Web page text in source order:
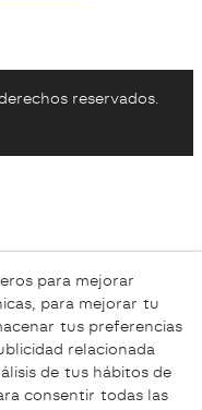
reservados.
para mejorar
para mejorar tu
tus preferencias
relacionada
de tus hábitos de
consentir todas las